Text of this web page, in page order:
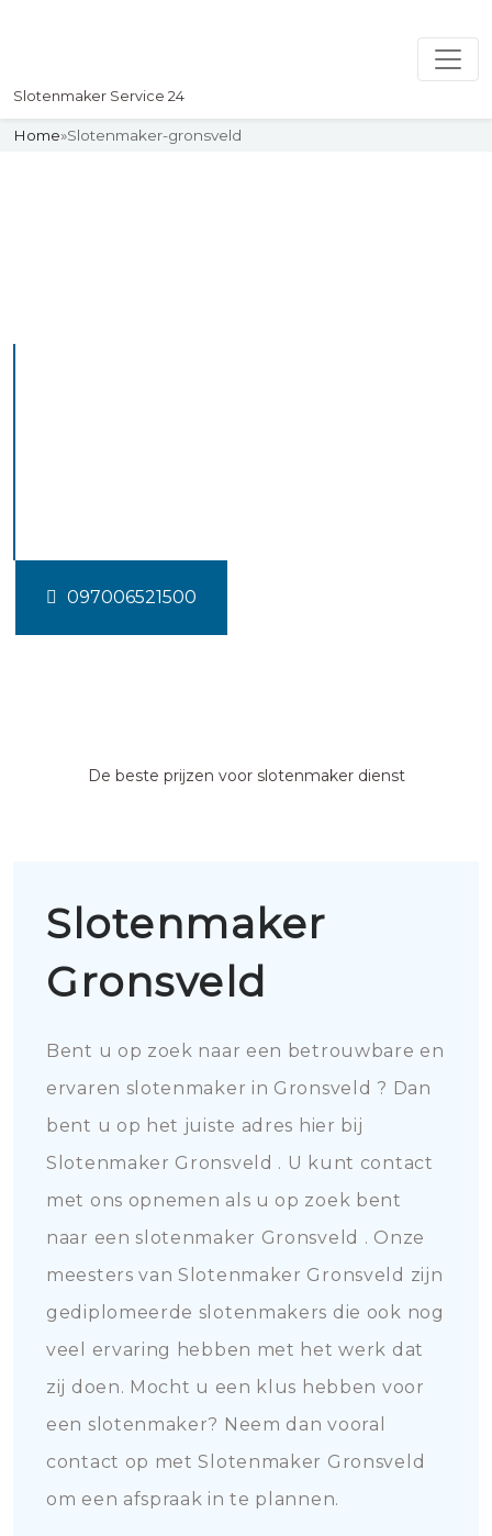
Slotenmaker Service 24
Home»Slotenmaker-gronsveld
097006521500
De beste prijzen voor slotenmaker dienst
Slotenmaker
Gronsveld
Bent u op zoek naar een betrouwbare en
ervaren slotenmaker in Gronsveld ? Dan
bent u op het juiste adres hier bij
Slotenmaker Gronsveld . U kunt contact
met ons opnemen als u op zoek bent
naar een slotenmaker Gronsveld . Onze
meesters van Slotenmaker Gronsveld zijn
gediplomeerde slotenmakers die ook nog
veel ervaring hebben met het werk dat
zij doen. Mocht u een klus hebben voor
een slotenmaker? Neem dan vooral
contact op met Slotenmaker Gronsveld
om een afspraak in te plannen.